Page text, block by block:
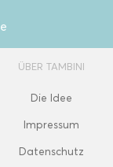
ÜBER TAMBINI
Die Idee
Impressum
Datenschutz